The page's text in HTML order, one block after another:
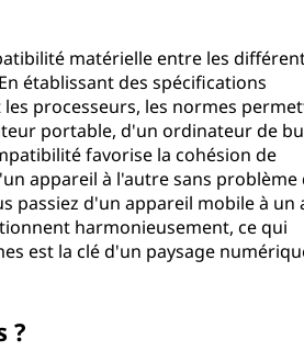
matérielle entre les
établissant des spécifications
processeurs, les normes
portable, d'un ordinateur de
favorise la cohésion de
appareil à l'autre sans problème
passiez d'un appareil mobile à un
harmonieusement, ce qui
est la clé d'un paysage
?